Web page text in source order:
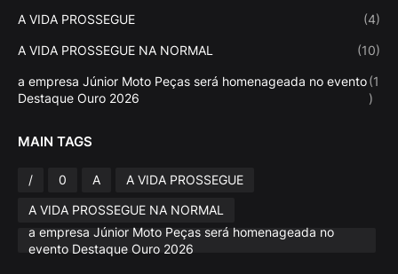
A VIDA PROSSEGUE (4)
A VIDA PROSSEGUE NA NORMAL (10)
a empresa Júnior Moto Peças será homenageada no evento
Destaque Ouro 2026
(1
)
MAIN TAGS
/ 0 A
A VIDA PROSSEGUE
A VIDA PROSSEGUE NA NORMAL
a empresa Júnior Moto Peças será homenageada no
evento Destaque Ouro 2026